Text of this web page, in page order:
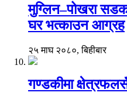
मुग्लिन–पोखरा सडक
घर भत्काउन आग्रह
२५ माघ २०८०, बिहीबार
गण्डकीमा